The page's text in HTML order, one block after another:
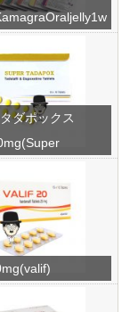
ダポックス